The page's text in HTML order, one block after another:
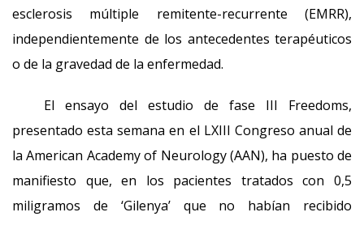
esclerosis múltiple remitente-recurrente (EMRR),
independientemente de los antecedentes terapéuticos
o de la gravedad de la enfermedad.
El ensayo del estudio de fase III Freedoms,
presentado esta semana en el LXIII Congreso anual de
la American Academy of Neurology (AAN), ha puesto de
manifiesto que, en los pacientes tratados con 0,5
miligramos de ‘Gilenya’ que no habían recibido